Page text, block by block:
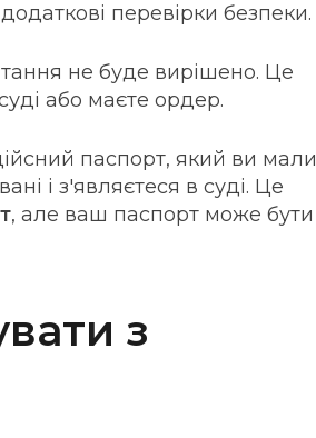
перевірки безпеки.
не буде вирішено. Це
або маєте ордер.
паспорт, який ви мали
і з'являєтеся в суді. Це
, але ваш паспорт може бути
з